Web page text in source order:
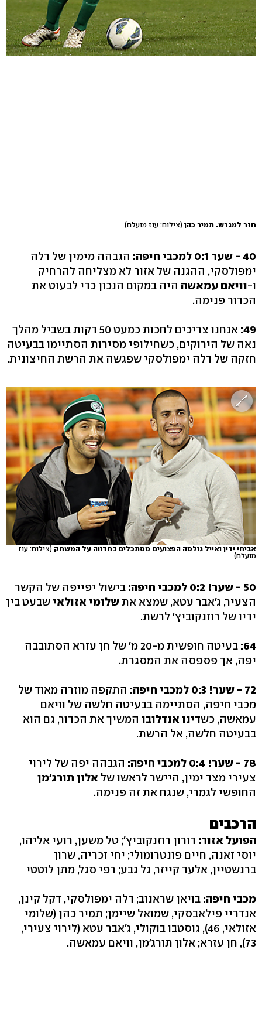
חזר למגרש. תמיר כהן (צילום: עוז מועלם)
40 - שער 0:1 למכבי חיפה:
הגבהה מימין של דלה
ימפולסקי, ההגנה של אזור לא מצליחה להרחיק
ו-וויאם עמאשה היה במקום הנכון כדי לבעוט את
הכדור פנימה.
49:
אנחנו צריכים לחכות כמעט 50 דקות בשביל מהלך
נאה של הירוקים, כשחילופי מסירות הסתיימו בבעיטה
חזקה של דלה ימפולסקי שפגשה את הרשת החיצונית.
אביחי ידין ואייל גולסה הפצועים מסתכלים בחדווה על המשחק (צילום: עוז
מועלם)
50 - שער! 0:2 למכבי חיפה:
בישול יפייפה של הקשר
הצעיר, ג'אבר עטא, שמצא אתשלומי אזולאישבעט בין
ידיו של רוזנקוביץ' לרשת.
64:
בעיטה חופשית מ-20 מ' של חן עזרא הסתובבה
יפה, אך פספסה את המסגרת.
72 - שער! 0:3 למכבי חיפה:
התקפה מוזרה מאוד של
מכבי חיפה, הסתיימה בבעיטה חלשה של וויאם
עמאשה, כשדינו אנדלובו המשיך את הכדור, גם הוא
בבעיטה חלשה, אל הרשת.
78 - שער! 0:4 למכבי חיפה:
הגבהה יפה של לירוי
צעירי מצד ימין, היישר לראשו של אלון תורג'מן
החופשי לגמרי, שנגח את זה פנימה.
הרכבים
הפועל אזור: דורון רוזנקוביץ'; טל משען, רועי אליהו,
יוסי זאנה, חיים פונטרומולי; יחי זכריה, שרון
ברנשטיין, אלעד קייזר, גל גבע; רפי סגל, מתן לוטטי
מכבי חיפה: בויאן שראנוב; דלה ימפולסקי, דקל קינן,
אנדריי פילאבסקי, שמואל שיימן; תמיר כהן (שלומי
אזולאי, 46), גוסטבו בוקולי, ג'אבר עטא (לירוי צעירי,
73), חן עזרא; אלון תורג'מן, וויאם עמאשה.